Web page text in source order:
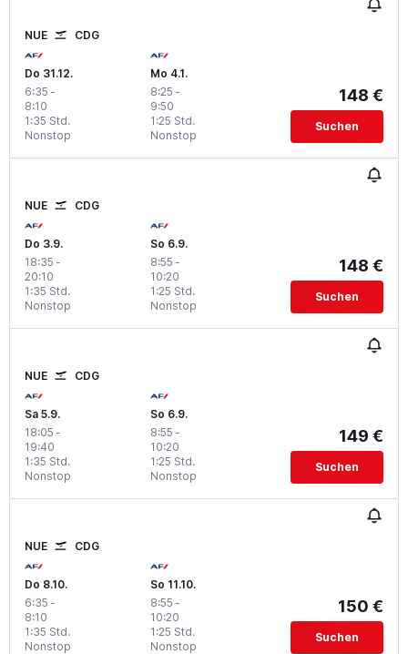
NUE CDG
Do 31.12.
6:35 -
8:10
Nonstop
1:35 Std.
Mo 4.1.
8:25 -
9:50
Nonstop
1:25 Std.
148 €
Suchen
NUE CDG
Do 3.9.
18:35 -
20:10
Nonstop
1:35 Std.
So 6.9.
8:55 -
10:20
Nonstop
1:25 Std.
148 €
Suchen
NUE CDG
Sa 5.9.
18:05 -
19:40
Nonstop
1:35 Std.
So 6.9.
8:55 -
10:20
Nonstop
1:25 Std.
149 €
Suchen
NUE CDG
Do 8.10.
6:35 -
8:10
Nonstop
1:35 Std.
So 11.10.
8:55 -
10:20
Nonstop
1:25 Std.
150 €
Suchen